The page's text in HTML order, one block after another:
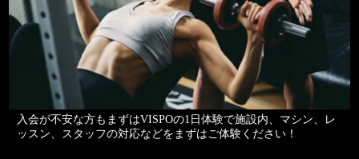
入会が不安な方もまずはVISPOの1日体験で施設内、マシン、レ
ッスン、スタッフの対応などをまずはご体験ください！